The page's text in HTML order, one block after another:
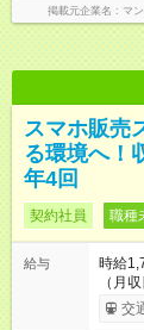
掲載元企業名 マ
スマホ販売
る環境へ！
年4回
契約社員 職種
給与
時給
（月収目安
タイ
す。
交